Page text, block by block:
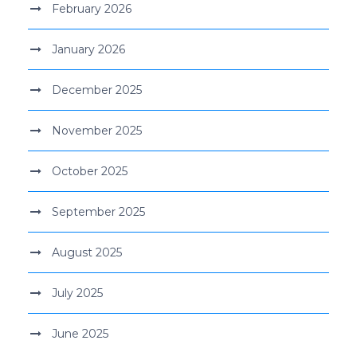
February 2026
January 2026
December 2025
November 2025
October 2025
September 2025
August 2025
July 2025
June 2025